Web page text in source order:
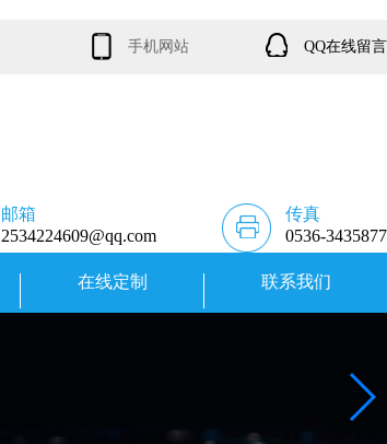
手机网站 QQ在线留言
邮箱
2534224609@qq.com
传真
0536-3435877
在线定制 联系我们